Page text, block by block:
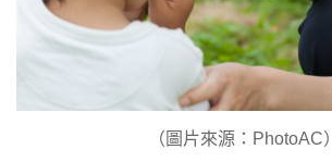
（圖片來源：PhotoAC）